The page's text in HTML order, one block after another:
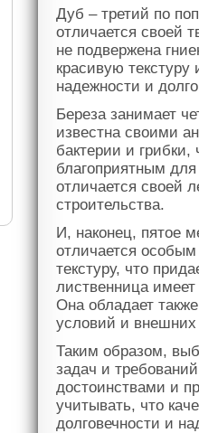
Дуб – третий по
отличается своей
не подвержена
красивую
надежности и
Береза занимает
известна своими
бактерии и
благоприятным
отличается своей
строительства.
И, наконец, пятое
отличается
текстуру, что
лиственница
Она обладает
условий и внешних
Таким образом,
задач и
достоинствами и
учитывать, что
долговечности и